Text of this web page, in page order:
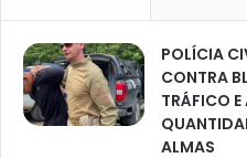
POLÍCIA
CONTRA
TRÁFICO E
ALMAS